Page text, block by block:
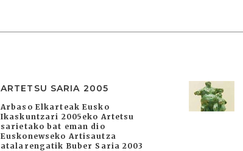
ARTETSU SARIA 2005
Arbaso Elkarteak Eusko
Ikaskuntzari 2005eko Artetsu
sarietako bat eman dio
Euskonewseko Artisautza
atalarengatik Buber Saria 2003